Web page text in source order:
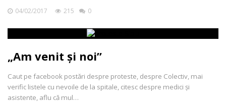
04/02/2017 215 0
„Am venit și noi”
Caut pe facebook postări despre proteste, despre Colectiv, mai
verific listele cu nevoile de la spitale, citesc despre medici și
asistente, aflu că mul…